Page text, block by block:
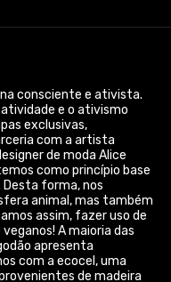
consciente e ativista.
e o ativismo
exclusivas,
com a artista
de moda Alice
como princípio base
Desta forma, nos
animal, mas também
assim, fazer uso de
A maioria das
apresenta
com a ecocel, uma
de madeira